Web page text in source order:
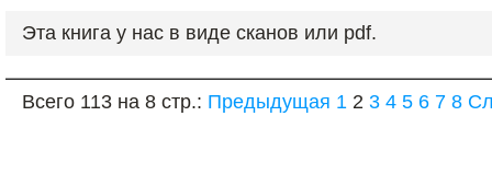
Эта книга у нас в виде сканов или pdf.
Всего 113 на 8 стр.: Предыдущая 1 2 3 4 5 6 7 8